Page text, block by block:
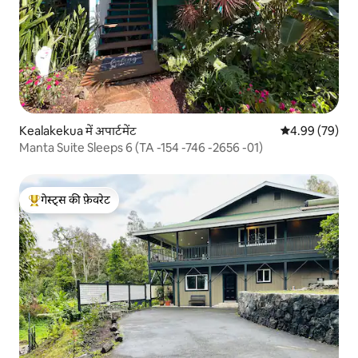
Kealakekua में अपार्टमेंट औसत रेटिंग 5 में
4.99 (79)
Manta Suite Sleeps 6 (TA -154 -746 -2656 -01)
गेस्ट्स का टॉप फ़ेवरेट
गेस्ट्स की फ़ेवरेट